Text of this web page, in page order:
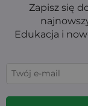
Zapisz się
Edukacja i